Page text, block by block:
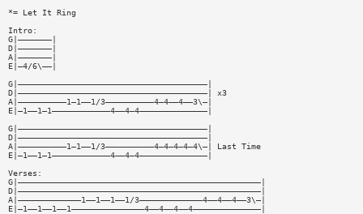
*= Let It Ring
Intro:
G|———————|
D|———————|
A|———————|
E|—4/6\——|
G|———————————————————————————————————————|
D|———————————————————————————————————————| x3
A|——————————1—1——1/3——————————4—4——4——3\—|
E|—1——1—1————————————4——4—4——————————————|
G|———————————————————————————————————————|
D|———————————————————————————————————————|
A|——————————1—1——1/3——————————4—4—4—4—4\—| Last Time
E|—1——1—1————————————4——4—4——————————————|
Verses:
G|——————————————————————————————————————————————————|
D|——————————————————————————————————————————————————|
A|—————————————1——1——1——1/3—————————————4——4——4——3\—|
E|—1——1——1——1———————————————4——4——4——4——————————————|